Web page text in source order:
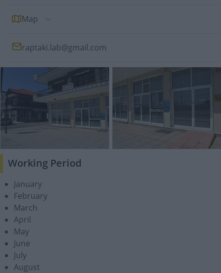
Map
raptaki.lab@gmail.com
Working Period
January
February
March
April
May
June
July
August